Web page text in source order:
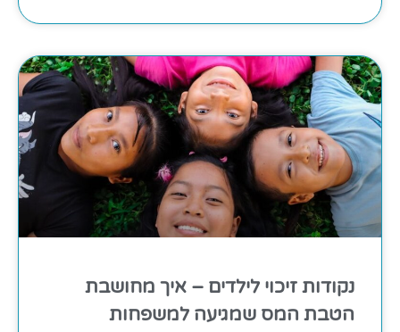
נקודות זיכוי לילדים – איך מחושבת
הטבת המס שמגיעה למשפחות